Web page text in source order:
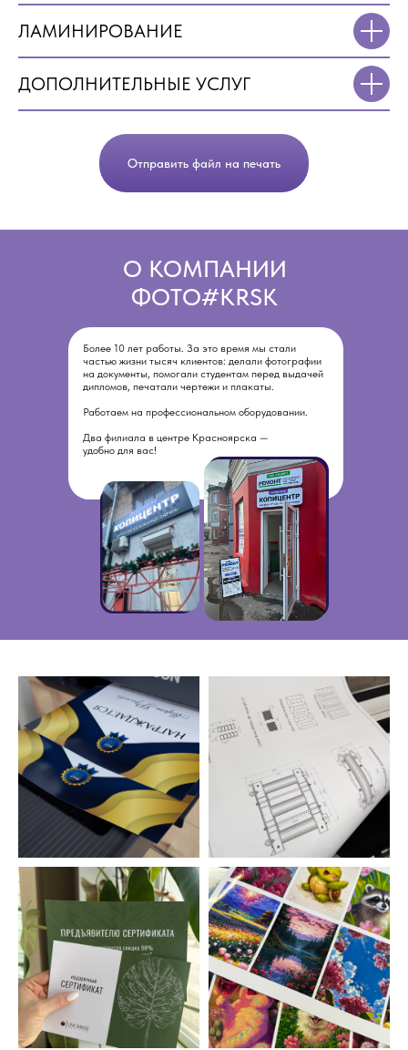
ЛАМИНИРОВАНИЕ
ДОПОЛНИТЕЛЬНЫЕ УСЛУГ
Отправить файл на печать
Более 10 лет работы. За это время мы стали
частью жизни тысяч клиентов: делали фотографии
на документы, помогали студентам перед выдачей
дипломов, печатали чертежи и плакаты.
Работаем на профессиональном оборудовании.
Два филиала в центре Красноярска —
удобно для вас!
О КОМПАНИИ
ФОТО#KRSK